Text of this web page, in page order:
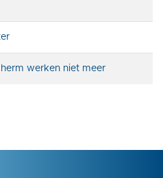
werken niet meer